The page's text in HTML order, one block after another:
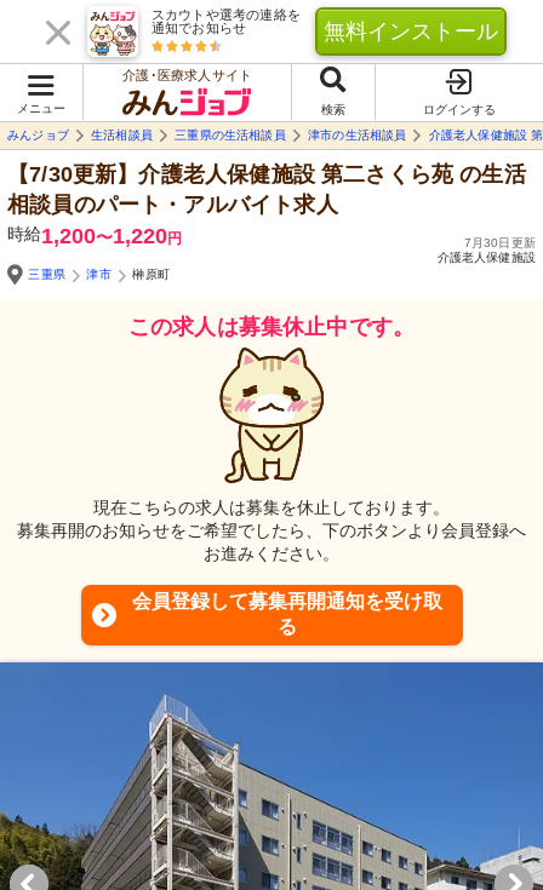
スカウトや選考の連絡を
通知でお知らせ
無料インストール
メニュー
介護･医療求人サイト
検索
ログインする
みんジョブ
生活相談員 三重県の生活相談員 津市の生活相談員 介護老人保健施設
【7/30更新】介護老人保健施設 第二さくら苑 の生活
相談員のパート・アルバイト求人
時給1,200〜1,220円
7月30日更新
介護老人保健施設
三重県
津市 榊原町
この求人は募集休止中です。
現在こちらの求人は募集を休止しております。
募集再開のお知らせをご希望でしたら、下のボタンより会員登録へ
お進みください。
会員登録して募集再開通知を受け取
る